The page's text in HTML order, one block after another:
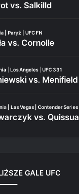
vs. Salkilld
| Paryż | UFC FN
vs. Cornolle
| Los Angeles | UFC 331
vs. Menifield
| Las Vegas | Contender Series
vs. Quissua
GALE UFC